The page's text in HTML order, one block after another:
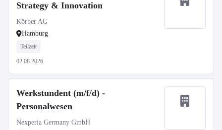
Strategy & Innovation
Körber AG
Hamburg
Teilzeit
02.08.2026
Werkstundent (m/f/d) -
Personalwesen
Nexperia Germany GmbH